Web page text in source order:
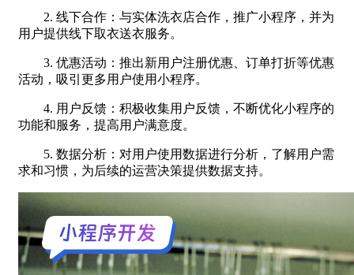
2. 线下合作：与实体洗衣店合作，推广小程序，并为
用户提供线下取衣送衣服务。
3. 优惠活动：推出新用户注册优惠、订单打折等优惠
活动，吸引更多用户使用小程序。
4. 用户反馈：积极收集用户反馈，不断优化小程序的
功能和服务，提高用户满意度。
5. 数据分析：对用户使用数据进行分析，了解用户需
求和习惯，为后续的运营决策提供数据支持。